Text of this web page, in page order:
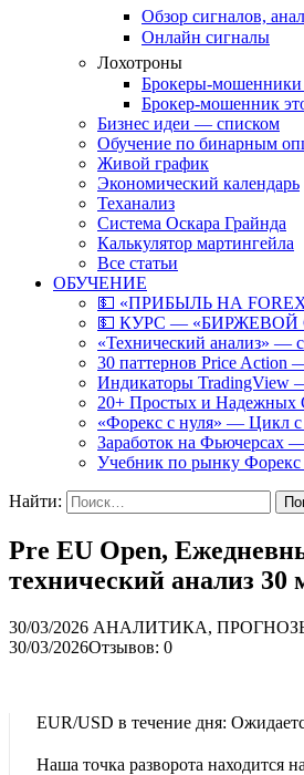
Обзор сигналов,
Онлайн сигналы
Лохотроны
Брокеры-
Брокер-мошенник
Бизнес идеи — списком
Обучение по бинарным
Живой график
Экономический календарь
Теханализ
Система Оскара Грайнда
Калькулятор мартингейла
Все статьи
ОБУЧЕНИЕ
💵 «ПРИБЫЛЬ НА
💵 КУРС — «БИРЖЕВОЙ
«Технический анализ» —
30 паттернов Price Action
Индикаторы TradingView
20+ Простых и Надежных
«Форекс с нуля» — Цикл с
Заработок на
Учебник по рынку
Найти:
Pre EU Open,
технический анализ 30
30/03/2026 АНАЛИТИКА,
30/03/2026Отзывов: 0
EUR/USD в течение дня:
Наша точка разворота находится